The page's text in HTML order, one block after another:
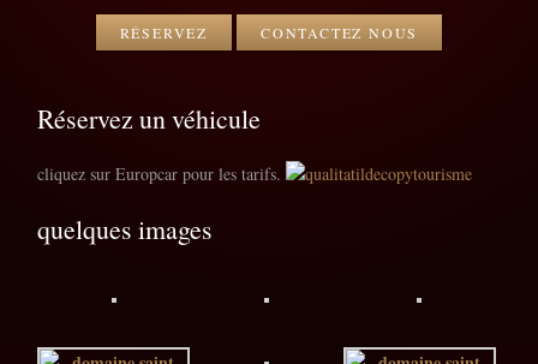
RÉSERVEZ CONTACTEZ NOUS
Réservez un véhicule
cliquez sur Europcar pour les tarifs.
quelques images